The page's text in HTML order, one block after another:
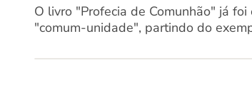
O livro "Profecia de Comunhão" já
"comum-unidade", partindo do